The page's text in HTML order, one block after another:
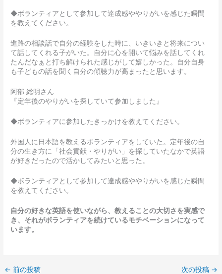
◆ボランティアとして参加して達成感ややりがいを感じた瞬間
を教えてください。
進路の相談話で自分の経験をした時に、いきいきと将来につい
て話してくれる子がいた。自分に心を開いて悩みを話してくれ
たんだなぁと打ち解けられた感じがして嬉しかった。自分自身
も子どもの話を聞く自分の傾聴力が高まったと思います。
阿部 総明さん
『定年後のやりがいを探していて参加しました』
◆ボランティアに参加したきっかけを教えてください。
外国人に日本語を教えるボランティアをしていた。定年後の自
分の生き方に「社会貢献・やりがい」を探していたなかで英語
が好きだったので活かしてみたいと思った。
◆ボランティアとして参加して達成感ややりがいを感じた瞬間
を教えてください。
自分の好きな英語を使いながら、教えることの大切さを実感で
き、それがボランティアを続けているモチベーションになって
います。
← 前の投稿 次の投稿 →